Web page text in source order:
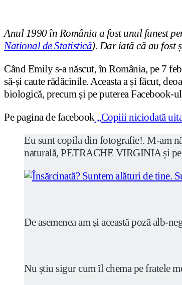
Anul 1990 în România a fost unul funest
National de Statistică). Dar iată că au fost
Când Emily s-a născut, în România, pe 7
să-și caute rădăcinile. Aceasta a și făcut,
biologică, precum și pe puterea Facebook-
Pe pagina de facebook„Copiii niciodată
Eu sunt copila din fotografie!. M-am
naturală, PETRACHE VIRGINIA și
De asemenea am și această poză alb-
Nu știu sigur cum îl chema pe fratele